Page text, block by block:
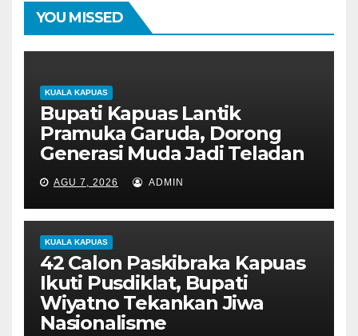
YOU MISSED
KUALA KAPUAS
Bupati Kapuas Lantik
Pramuka Garuda, Dorong
Generasi Muda Jadi Teladan
AGU 7, 2026 ADMIN
KUALA KAPUAS
42 Calon Paskibraka Kapuas
Ikuti Pusdiklat, Bupati
Wiyatno Tekankan Jiwa
Nasionalisme